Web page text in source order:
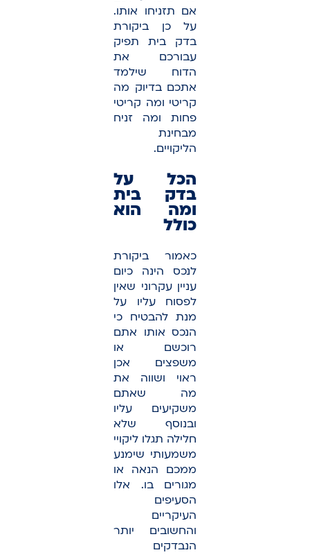
אם תזניחו אותו.
על כן ביקורת
בדק בית תפיק
עבורכם את
הדוח שילמד
אתכם בדיוק מה
קריטי ומה קריטי
פחות ומה זניח
מבחינת
הליקויים.
הכל על
בדק בית
ומה הוא
כולל
כאמור ביקורת
לנכס הינה כיום
עניין עקרוני שאין
לפסוח עליו על
מנת להבטיח כי
הנכס אותו אתם
רוכשם או
משפצים אכן
ראוי ושווה את
מה שאתם
משקיעים עליו
ובנוסף שלא
חלילה תגלו ליקויי
משמעותי שימנע
ממכם הנאה או
מגורים בו. אלו
הסעיפים
העיקריים
והחשובים יותר
הנבדקים